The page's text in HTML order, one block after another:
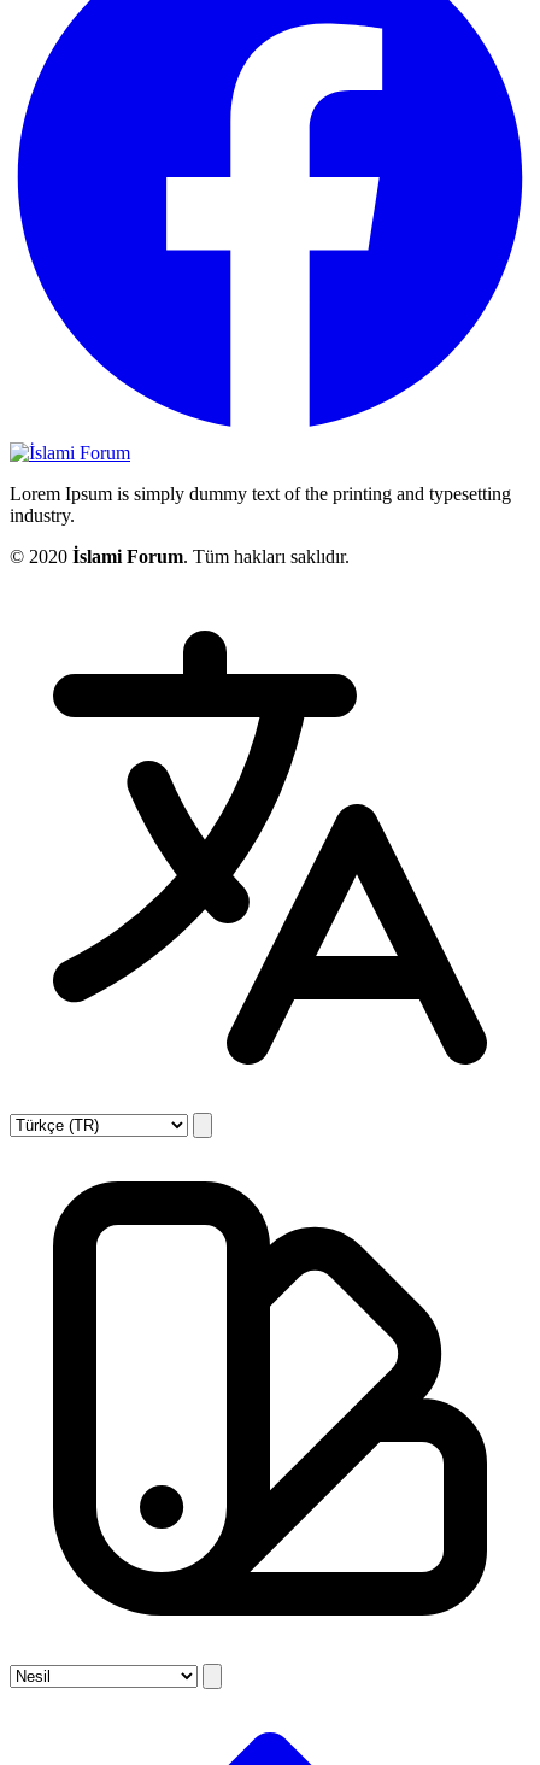
Lorem Ipsum is simply dummy text of the printing and typesetting
industry.
© 2020 İslami Forum. Tüm hakları saklıdır.